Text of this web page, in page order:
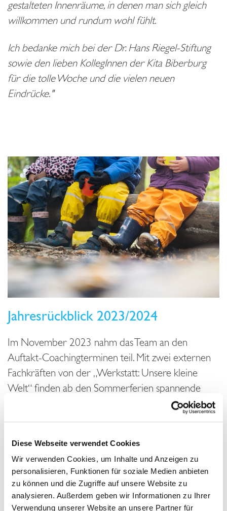
Diese Webseite verwendet Cookies
Wir verwenden Cookies, um Inhalte und Anzeigen zu
personalisieren, Funktionen für soziale Medien anbieten
zu können und die Zugriffe auf unsere Website zu
analysieren. Außerdem geben wir Informationen zu Ihrer
Verwendung unserer Website an unsere Partner für
gestalteten Innenräume, in denen man sich gleich
willkommen und rundum wohl fühlt.
Ich bedanke mich bei der Dr. Hans Riegel-Stiftung
sowie den lieben KollegInnen der Kita Biberburg
für die tolle Woche und die vielen neuen
Eindrücke."
Jahresrückblick 2023/2024
Im November 2023 nahm das Team an den
Auftakt-Coachingterminen teil. Mit zwei externen
Fachkräften von der „Werkstatt: Unsere kleine
Welt“ finden ab den Sommerferien spannende
Projekttage statt. Hier stellen sich die Kinder die
Frage und treten in experimentelle Aktion, was zum
wieder ausgegraben wird. Aus dem Netzwerk der
„Stiftung Kinder forschen“ wurde für das gesamte
Team eine Fortbildung zum Einstieg in MINT-